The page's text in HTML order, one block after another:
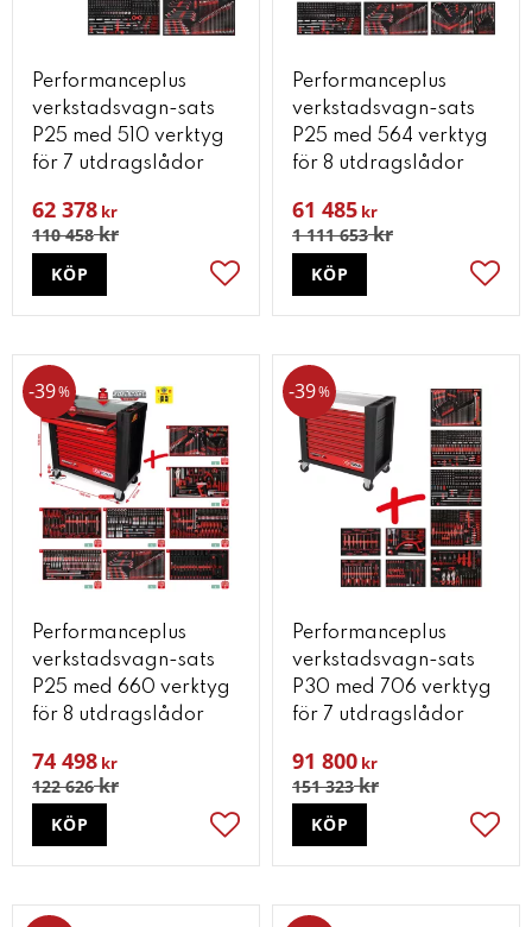
Performanceplus
verkstadsvagn-sats
P25 med 510 verktyg
för 7 utdragslådor
62 378 kr
110 458kr
Lägg till i favoriter
KÖP
Performanceplus
verkstadsvagn-sats
P25 med 564 verktyg
för 8 utdragslådor
61 485 kr
1 111 653kr
KÖP
Performanceplus
verkstadsvagn-sats
P25 med 660 verktyg
för 8 utdragslådor
74 498 kr
122 626kr
39%
Lägg till i favoriter
KÖP
Performanceplus
verkstadsvagn-sats
P30 med 706 verktyg
för 7 utdragslådor
91 800 kr
151 323kr
39%
KÖP